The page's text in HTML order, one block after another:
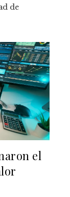
de
el